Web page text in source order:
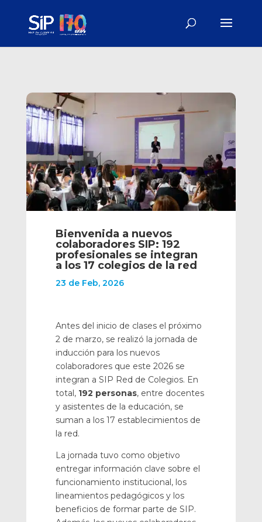
Bienvenida a nuevos
colaboradores SIP: 192
profesionales se integran
a los 17 colegios de la red
23 de Feb, 2026
Antes del inicio de clases el próximo
2 de marzo, se realizó la jornada de
inducción para los nuevos
colaboradores que este 2026 se
integran a SIP Red de Colegios. En
total, 192 personas, entre docentes
y asistentes de la educación, se
suman a los 17 establecimientos de
la red.
La jornada tuvo como objetivo
entregar información clave sobre el
funcionamiento institucional, los
lineamientos pedagógicos y los
beneficios de formar parte de SIP.